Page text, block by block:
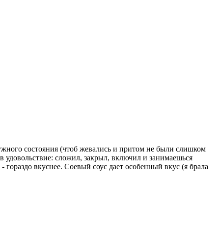
состояния (чтоб жевались и притом не были слишком
сложил, закрыл, включил и занимаешься
вкуснее. Соевый соус дает особенный вкус (я брала